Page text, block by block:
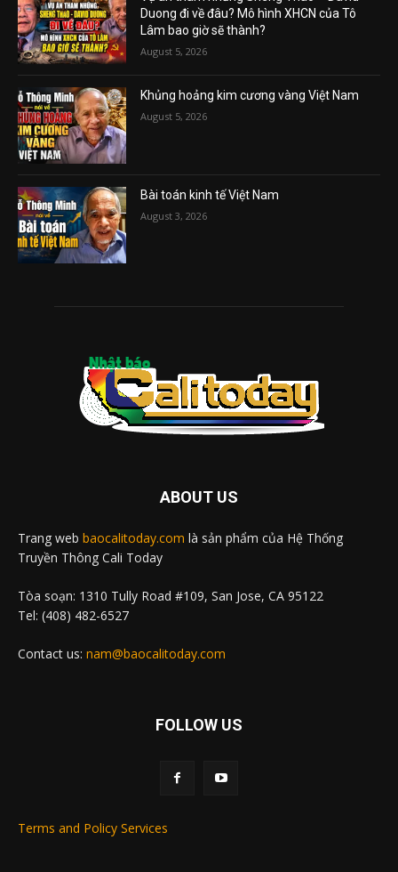
Duong đi về đâu? Mô hình XHCN của Tô
Lâm bao giờ sẽ thành?
August 5, 2026
Khủng hoảng kim cương vàng Việt Nam
August 5, 2026
Bài toán kinh tế Việt Nam
August 3, 2026
ABOUT US
Trang web baocalitoday.com là sản phẩm của Hệ Thống
Truyền Thông Cali Today
Tòa soạn: 1310 Tully Road #109, San Jose, CA 95122
Tel: (408) 482-6527
Contact us: nam@baocalitoday.com
FOLLOW US
Terms and Policy Services